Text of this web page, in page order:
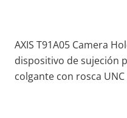
AXIS T91A05 Camera
dispositivo de sujeción
colgante con rosca